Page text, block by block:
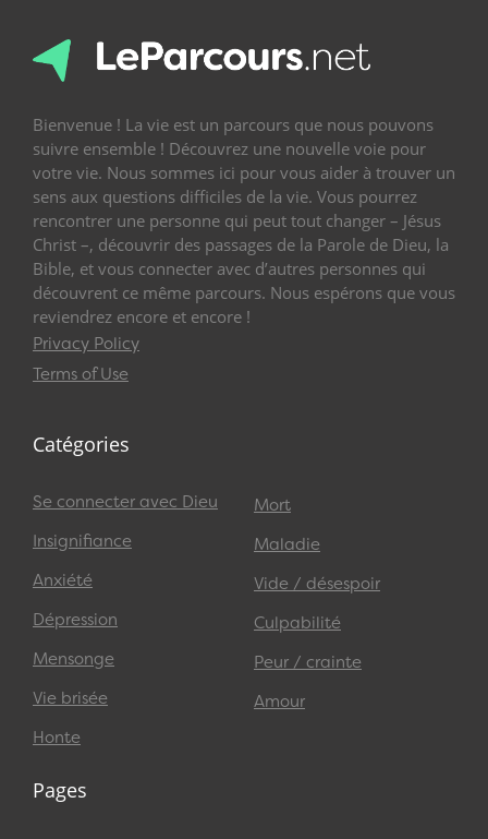
Bienvenue ! La vie est un parcours que nous pouvons
suivre ensemble ! Découvrez une nouvelle voie pour
votre vie. Nous sommes ici pour vous aider à trouver un
sens aux questions difficiles de la vie. Vous pourrez
rencontrer une personne qui peut tout changer – Jésus
Christ –, découvrir des passages de la Parole de Dieu, la
Bible, et vous connecter avec d’autres personnes qui
découvrent ce même parcours. Nous espérons que vous
reviendrez encore et encore !
Privacy Policy
Terms of Use
Catégories
Se connecter avec Dieu
Insignifiance
Anxiété
Dépression
Mensonge
Vie brisée
Honte
Mort
Maladie
Vide / désespoir
Culpabilité
Peur / crainte
Amour
Pages